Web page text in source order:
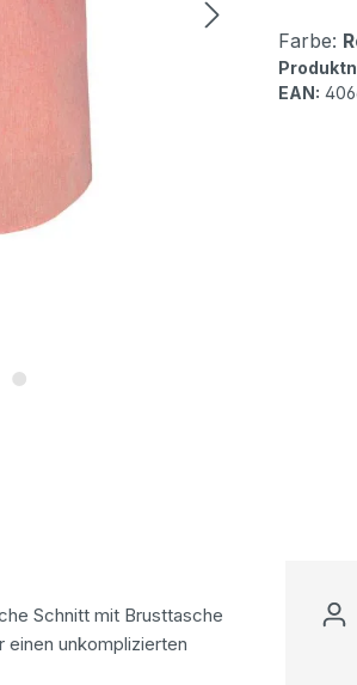
Farbe:
EAN:
Schnitt mit Brusttasche
einen unkomplizierten